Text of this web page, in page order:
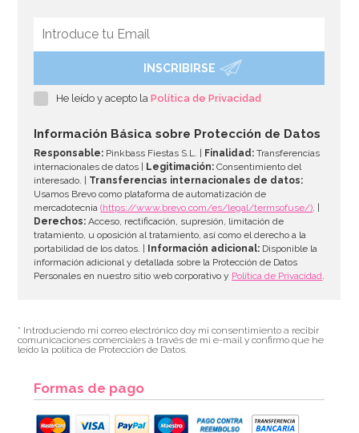
AÑADIR
INSCRIBIRSE
He leído y acepto laPolítica de Privacidad
Información Básica sobre Protección de Datos
Responsable: Pinkbass Fiestas S.L. | Finalidad: Transferencias
internacionales de datos |
Legitimación: Consentimiento del
interesado. | Transferencias internacionales de datos:
Usamos Brevo como plataforma de automatización de
mercadotecnia(https://www.brevo.com/es/legal/termsofuse/). |
Derechos: Acceso, rectificación, supresión, limitación de
tratamiento, u oposición al tratamiento, así como el derecho a la
portabilidad de los datos. |
Información adicional: Disponible la
información adicional y detallada sobre la Protección de Datos
Personales en nuestro sitio web corporativo y Política de Privacidad.
* Introduciendo mi correo electrónico doy mi consentimiento a recibir
comunicaciones comerciales a través de mi e-mail y confirmo que he
leído la política de Protección de Datos.
Formas de pago